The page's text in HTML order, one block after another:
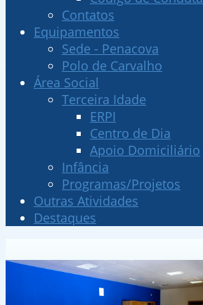
Contatos
Equipamentos
Sede - Penacova
Polo de Carvalho
Área Social
Terceira Idade
ERPI
Centro de Dia
Apoio Domiciliário
Infância
Programas/Projetos
Outras Atividades
Destaques